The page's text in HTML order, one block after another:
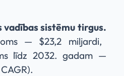
vadības sistēmu tirgus.
— $23,2 miljardi,
līdz 2032. gadam —